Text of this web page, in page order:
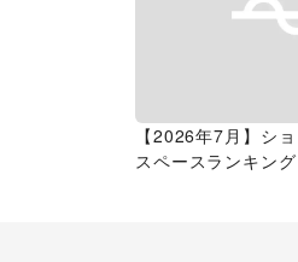
【2026年7月】シ
スペースランキング